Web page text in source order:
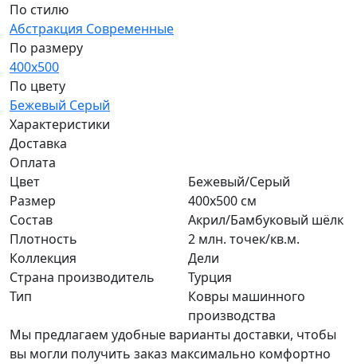
По стилю
Абстракция Современные
По размеру
400x500
По цвету
Бежевый Серый
Характеристики
Доставка
Оплата
Цвет
Бежевый/Серый
Размер
400x500 см
Состав
Акрил/Бамбуковый шёлк
Плотность
2 млн. точек/кв.м.
Коллекция
Дели
Страна производитель
Турция
Тип
Ковры машинного
производства
Мы предлагаем удобные варианты доставки, чтобы
вы могли получить заказ максимально комфортно